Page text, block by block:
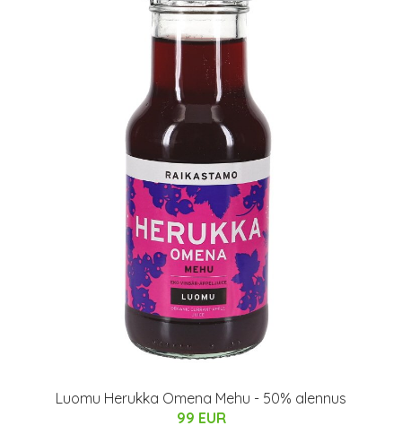
Luomu Herukka Omena Mehu - 50% alennus
99 EUR